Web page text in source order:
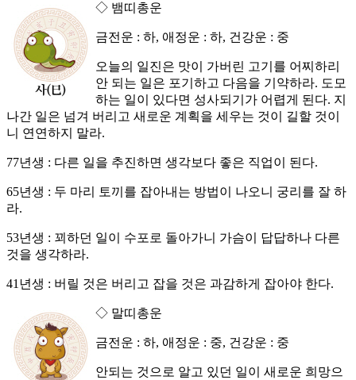
◇ 뱀띠총운
금전운 : 하, 애정운 : 하, 건강운 : 중
오늘의 일진은 맛이 가버린 고기를 어찌하리
안 되는 일은 포기하고 다음을 기약하라. 도모
하는 일이 있다면 성사되기가 어렵게 된다. 지
나간 일은 넘겨 버리고 새로운 계획을 세우는 것이 길할 것이
니 연연하지 말라.
77년생 : 다른 일을 추진하면 생각보다 좋은 직업이 된다.
65년생 : 두 마리 토끼를 잡아내는 방법이 나오니 궁리를 잘 하
라.
53년생 : 꾀하던 일이 수포로 돌아가니 가슴이 답답하나 다른
것을 생각하라.
41년생 : 버릴 것은 버리고 잡을 것은 과감하게 잡아야 한다.
◇ 말띠총운
금전운 : 하, 애정운 : 중, 건강운 : 중
안되는 것으로 알고 있던 일이 새로운 희망으